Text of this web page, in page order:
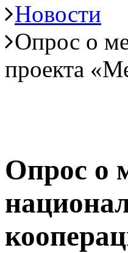
Новости
Опрос о
проекта
Опрос о